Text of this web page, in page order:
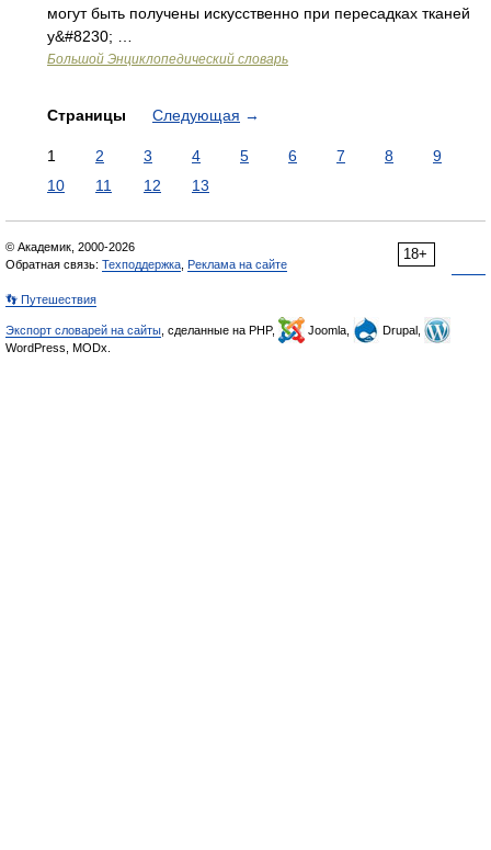
могут быть получены искусственно при пересадках тканей
у&#8230; …
Большой Энциклопедический словарь
Страницы Следующая →
1 2 3 4 5 6 7 8
9
10
11 12 13
18+
© Академик, 2000-2026
Обратная связь: Техподдержка Реклама на сайте
👣 Путешествия
Экспорт словарей на сайты , сделанные на PHP, Joomla,
Drupal,
WordPress, MODx.